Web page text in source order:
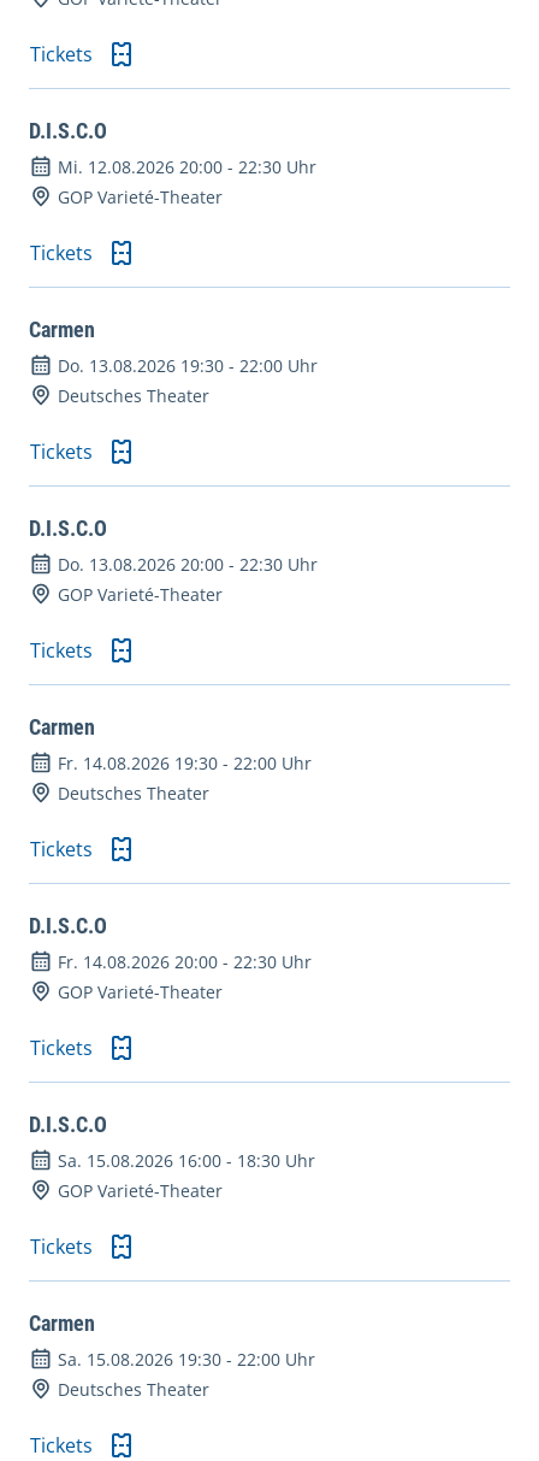
Tickets
D.I.S.C.O
Mi. 12.08.2026 20:00 - 22:30 Uhr
GOP Varieté-Theater
Tickets
Carmen
Do. 13.08.2026 19:30 - 22:00 Uhr
Deutsches Theater
Tickets
D.I.S.C.O
Do. 13.08.2026 20:00 - 22:30 Uhr
GOP Varieté-Theater
Tickets
Carmen
Fr. 14.08.2026 19:30 - 22:00 Uhr
Deutsches Theater
Tickets
D.I.S.C.O
Fr. 14.08.2026 20:00 - 22:30 Uhr
GOP Varieté-Theater
Tickets
D.I.S.C.O
Sa. 15.08.2026 16:00 - 18:30 Uhr
GOP Varieté-Theater
Tickets
Carmen
Sa. 15.08.2026 19:30 - 22:00 Uhr
Deutsches Theater
Tickets